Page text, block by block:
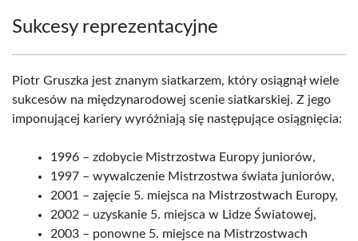
Sukcesy reprezentacyjne
Piotr Gruszka jest znanym siatkarzem, który osiągnął wiele
sukcesów na międzynarodowej scenie siatkarskiej. Z jego
imponującej kariery wyróżniają się następujące osiągnięcia:
1996 – zdobycie Mistrzostwa Europy juniorów,
1997 – wywalczenie Mistrzostwa świata juniorów,
2001 – zajęcie 5. miejsca na Mistrzostwach Europy,
2002 – uzyskanie 5. miejsca w Lidze Światowej,
2003 – ponowne 5. miejsce na Mistrzostwach